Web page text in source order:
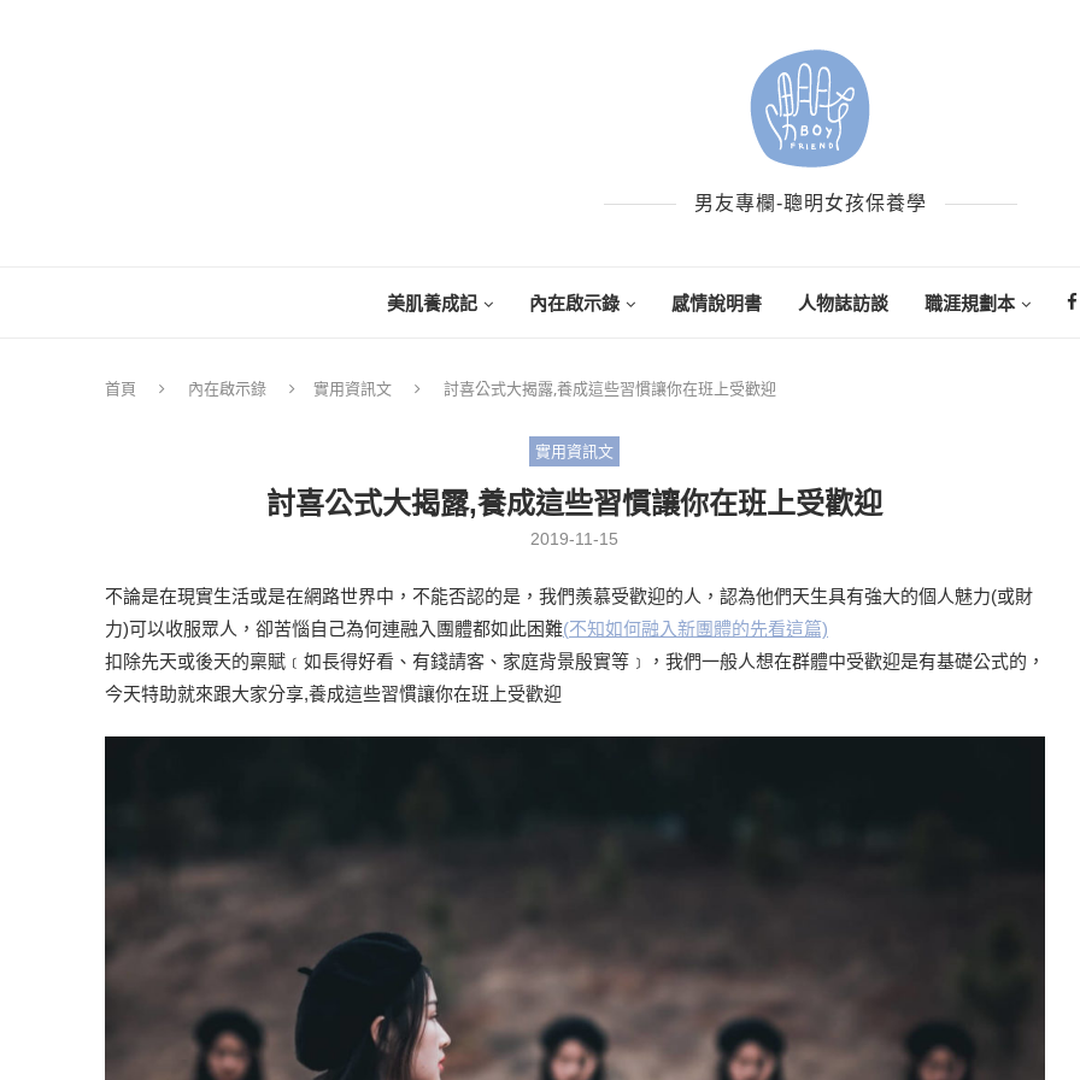
男友專欄-聰明女孩保養學
美肌養成記 內在啟示錄 感情說明書 人物誌訪談 職涯規劃本
首頁 內在啟示錄 實用資訊文 討喜公式大揭露,養成這些習慣讓你在班上受歡迎
實用資訊文
討喜公式大揭露,養成這些習慣讓你在班上受歡迎
2019-11-15
不論是在現實生活或是在網路世界中，不能否認的是，我們羨慕受歡迎的人，認為他們天生具有強大的個人魅力(或財
力)可以收服眾人，卻苦惱自己為何連融入團體都如此困難(不知如何融入新團體的先看這篇)
扣除先天或後天的稟賦﹝如長得好看、有錢請客、家庭背景殷實等﹞，我們一般人想在群體中受歡迎是有基礎公式的，
今天特助就來跟大家分享,養成這些習慣讓你在班上受歡迎